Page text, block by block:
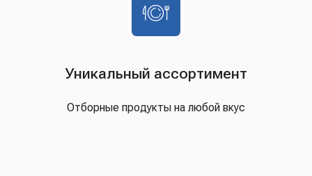
Уникальный ассортимент
Отборные продукты на любой вкус